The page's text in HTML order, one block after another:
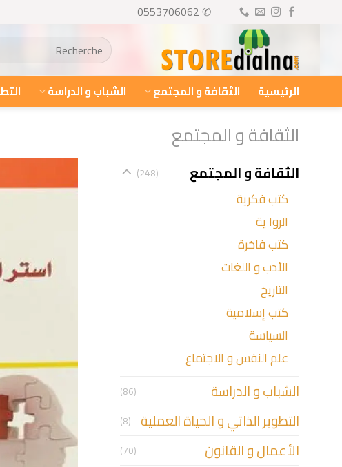
✆ 0553706062
البحث
عن:
الرئيسية الثقافة و المجتمع الشباب و الدراسة
الثقافة و المجتمع
الثقافة و المجتمع (248)
كتب فكرية
الروا ية
كتب فاخرة
الأدب و اللغات
التاريخ
كتب إسلامية
السياسة
علم النفس و الاجتماع
الشباب و الدراسة (86)
التطوير الذاتي و الحياة العملية (8)
الأعمال و القانون (70)